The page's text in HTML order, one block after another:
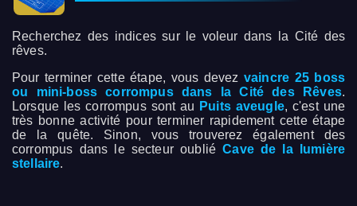
Recherchez des indices sur le voleur dans la Cité des
rêves.
Pour terminer cette étape, vous devez vaincre 25 boss
ou mini-boss corrompus dans la Cité des Rêves.
Lorsque les corrompus sont au Puits aveugle, c'est une
très bonne activité pour terminer rapidement cette étape
de la quête. Sinon, vous trouverez également des
corrompus dans le secteur oubliéCave de la lumière
stellaire.